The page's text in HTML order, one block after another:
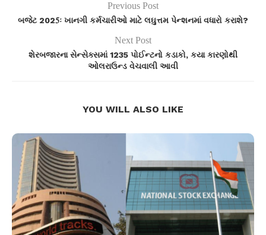
Previous Post
બજેટ 2025ઃ ખાનગી કર્મચારીઓ માટે લઘુત્તમ પેન્શનમાં વધારો કરાશે?
Next Post
શેરબજારના સેન્સેક્સમાં 1235 પોઈન્ટનો કડાકો, કયા કારણોથી
ઓલરાઉન્ડ વેચવાલી આવી
YOU WILL ALSO LIKE